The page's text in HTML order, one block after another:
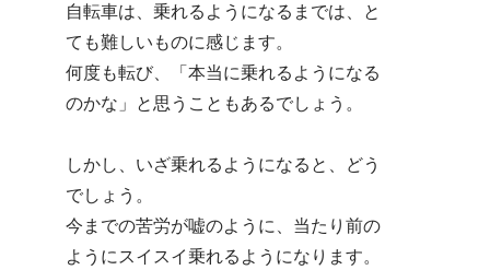
自転車は、乗れるようになるまでは、と
ても難しいものに感じます。
何度も転び、「本当に乗れるようになる
のかな」と思うこともあるでしょう。
しかし、いざ乗れるようになると、どう
でしょう。
今までの苦労が嘘のように、当たり前の
ようにスイスイ乗れるようになります。